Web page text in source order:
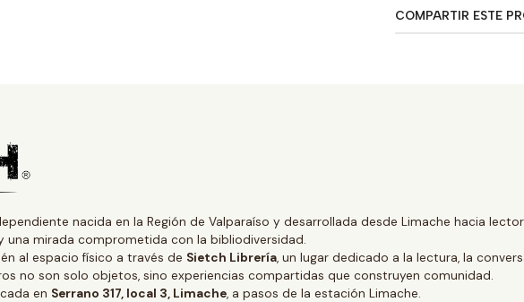
COMPARTIR ESTE
nacida en la Región de Valparaíso y desarrollada desde Limache hacia
una mirada comprometida con la bibliodiversidad.
al espacio físico a través de Sietch Librería, un lugar dedicado a la lectura, la
no son solo objetos, sino experiencias compartidas que construyen comunidad.
en Serrano 317, local 3, Limache, a pasos de la estación Limache.